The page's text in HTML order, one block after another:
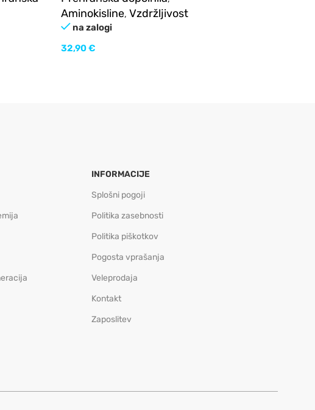
Aminokisline, Vzdržljivost
na zalogi
32,90€
INFORMACIJE
Splošni pogoji
Politika zasebnosti
Politika piškotkov
Pogosta vprašanja
Veleprodaja
Kontakt
Zaposlitev